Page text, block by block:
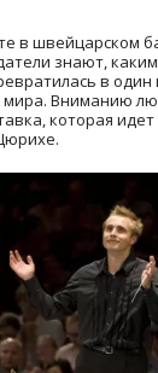
в швейцарском
знают,
в
Вниманию
которая